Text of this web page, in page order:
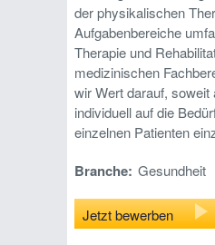
der physikalischen
Aufgabenbereiche
Therapie und
medizinischen
wir Wert darauf, soweit
individuell auf die
einzelnen Patienten
Branche: Gesundheit
Jetzt bewerben